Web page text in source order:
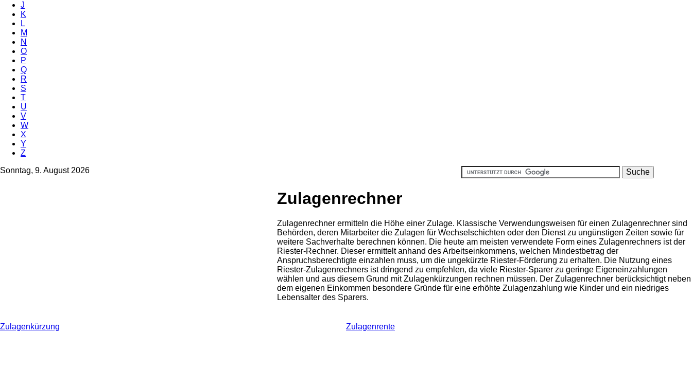
J
K
L
M
N
O
P
Q
R
S
T
U
V
W
X
Y
Z
Sonntag, 9. August 2026
Zulagenrechner
Zulagenrechner ermitteln die Höhe einer Zulage. Klassische Verwendungsweisen für einen Zulagenrechner sind
Behörden, deren Mitarbeiter die Zulagen für Wechselschichten oder den Dienst zu ungünstigen Zeiten sowie für
weitere Sachverhalte berechnen können. Die heute am meisten verwendete Form eines Zulagenrechners ist der
Riester-Rechner. Dieser ermittelt anhand des Arbeitseinkommens, welchen Mindestbetrag der
Anspruchsberechtigte einzahlen muss, um die ungekürzte Riester-Förderung zu erhalten. Die Nutzung eines
Riester-Zulagenrechners ist dringend zu empfehlen, da viele Riester-Sparer zu geringe Eigeneinzahlungen
wählen und aus diesem Grund mit Zulagenkürzungen rechnen müssen. Der Zulagenrechner berücksichtigt neben
dem eigenen Einkommen besondere Gründe für eine erhöhte Zulagenzahlung wie Kinder und ein niedriges
Lebensalter des Sparers.
Zulagenkürzung Zulagenrente